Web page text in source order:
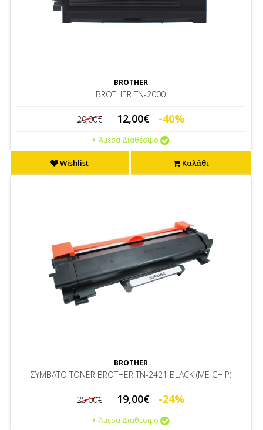
BROTHER
BROTHER TN-2000
20,00€ 12,00€ -40%
Άμεσα Διαθέσιμο
Wishlist Καλάθι
BROTHER
ΣΥΜBΑΤΟ TONER BROTHER ΤΝ-2421 ΒLACK (ΜΕ CHIP)
25,00€ 19,00€ -24%
Άμεσα Διαθέσιμο